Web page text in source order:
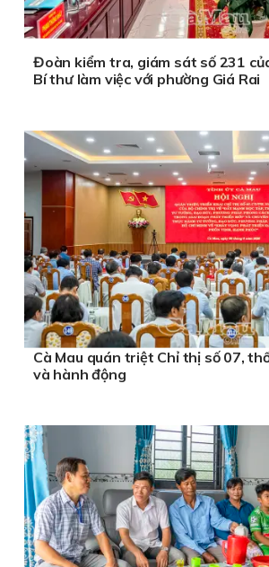
Đoàn kiểm tra, giám sát số 231
Bí thư làm việc với phường Giá Rai
Cà Mau quán triệt Chỉ thị số 07,
và hành động